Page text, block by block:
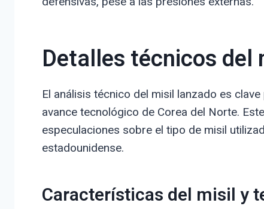
Detalles técnicos del
El análisis técnico del misil lanzado es
avance tecnológico de Corea del Norte.
especulaciones sobre el tipo de misil
estadounidense.
Características del misil y